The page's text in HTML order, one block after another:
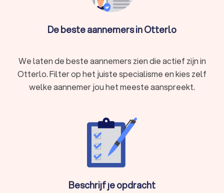
De beste aannemers in Otterlo
We laten de beste aannemers zien die actief zijn in
Otterlo. Filter op het juiste specialisme en kies zelf
welke aannemer jou het meeste aanspreekt.
Beschrijf je opdracht